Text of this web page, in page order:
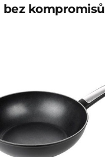
bez kompromisů